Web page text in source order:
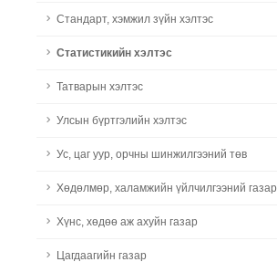
Стандарт, хэмжил зүйн хэлтэс
Статистикийн хэлтэс
Татварын хэлтэс
Улсын бүртгэлийн хэлтэс
Ус, цаг уур, орчны шинжилгээний төв
Хөдөлмөр, халамжийн үйлчилгээний газар
Хүнс, хөдөө аж ахуйн газар
Цагдаагийн газар